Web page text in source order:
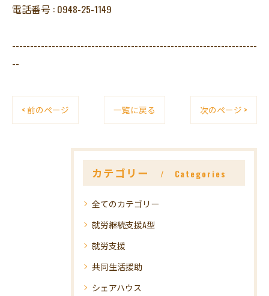
電話番号 : 0948-25-1149
--------------------------------------------------------------------
--
< 前のページ 一覧に戻る 次のページ >
カテゴリー Categories
全てのカテゴリー
就労継続支援A型
就労支援
共同生活援助
シェアハウス